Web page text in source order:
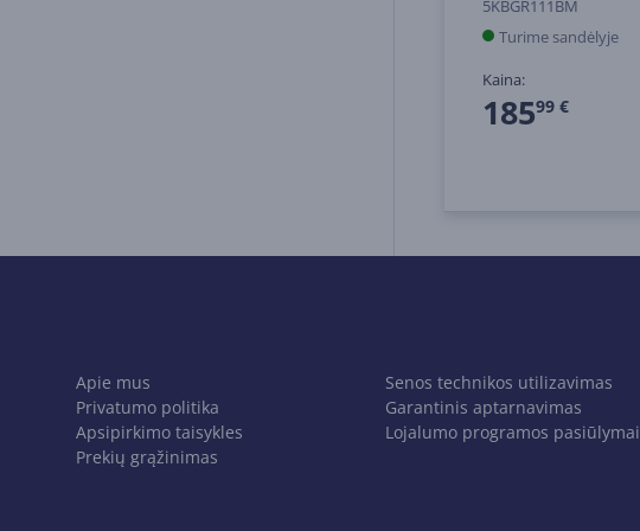
5KBGR111BM
Turime sandėlyje
Kaina:
18599 €
Apie mus
Privatumo politika
Apsipirkimo taisykles
Prekių grąžinimas
Senos technikos utilizavimas
Garantinis aptarnavimas
Lojalumo programos pasiūlymai